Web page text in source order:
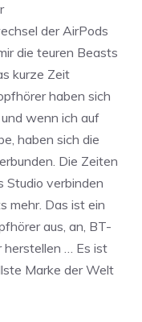
der AirPods
die teuren Beasts
kurze Zeit
haben sich
wenn ich auf
haben sich die
Die Zeiten
Studio verbinden
mehr. Das ist ein
aus, an, BT-
herstellen … Es ist
Marke der Welt